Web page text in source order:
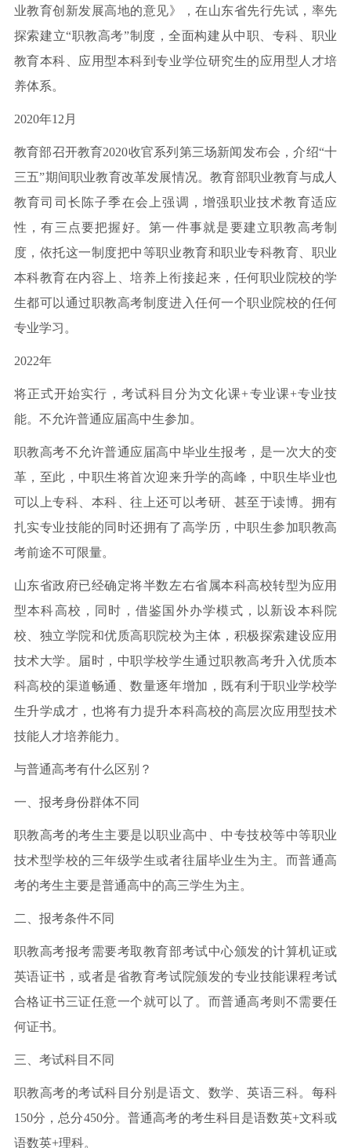
业教育创新发展高地的意见》，在山东省先行先试，率先
探索建立“职教高考”制度，全面构建从中职、专科、职业
教育本科、应用型本科到专业学位研究生的应用型人才培
养体系。
2020年12月
教育部召开教育2020收官系列第三场新闻发布会，介绍“十
三五”期间职业教育改革发展情况。教育部职业教育与成人
教育司司长陈子季在会上强调，增强职业技术教育适应
性，有三点要把握好。第一件事就是要建立职教高考制
度，依托这一制度把中等职业教育和职业专科教育、职业
本科教育在内容上、培养上衔接起来，任何职业院校的学
生都可以通过职教高考制度进入任何一个职业院校的任何
专业学习。
2022年
将正式开始实行，考试科目分为文化课+专业课+专业技
能。不允许普通应届高中生参加。
职教高考不允许普通应届高中毕业生报考，是一次大的变
革，至此，中职生将首次迎来升学的高峰，中职生毕业也
可以上专科、本科、往上还可以考研、甚至于读博。拥有
扎实专业技能的同时还拥有了高学历，中职生参加职教高
考前途不可限量。
山东省政府已经确定将半数左右省属本科高校转型为应用
型本科高校，同时，借鉴国外办学模式，以新设本科院
校、独立学院和优质高职院校为主体，积极探索建设应用
技术大学。届时，中职学校学生通过职教高考升入优质本
科高校的渠道畅通、数量逐年增加，既有利于职业学校学
生升学成才，也将有力提升本科高校的高层次应用型技术
技能人才培养能力。
与普通高考有什么区别？
一、报考身份群体不同
职教高考的考生主要是以职业高中、中专技校等中等职业
技术型学校的三年级学生或者往届毕业生为主。而普通高
考的考生主要是普通高中的高三学生为主。
二、报考条件不同
职教高考报考需要考取教育部考试中心颁发的计算机证或
英语证书，或者是省教育考试院颁发的专业技能课程考试
合格证书三证任意一个就可以了。而普通高考则不需要任
何证书。
三、考试科目不同
职教高考的考试科目分别是语文、数学、英语三科。每科
150分，总分450分。普通高考的考生科目是语数英+文科或
语数英+理科。